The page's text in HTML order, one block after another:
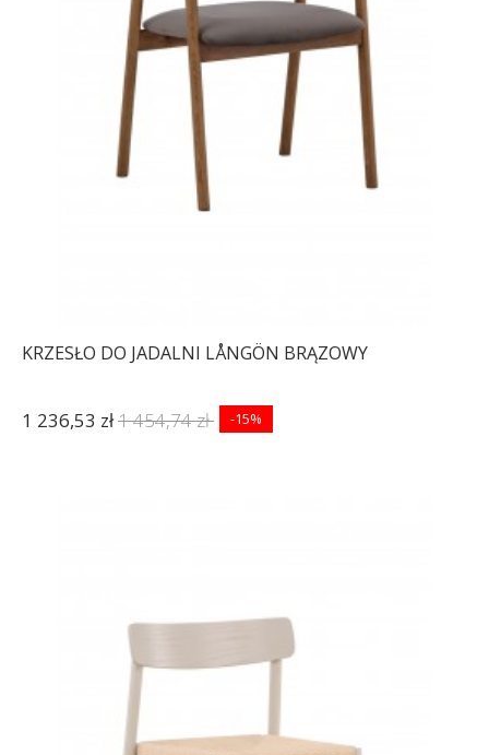
KRZESŁO DO JADALNI LÅNGÖN BRĄZOWY
1 236,53 zł1 454,74 zł -15%